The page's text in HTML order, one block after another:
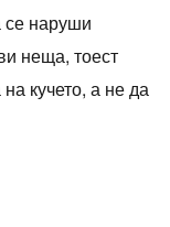
се наруши
неща, тоест
кучето, а не да